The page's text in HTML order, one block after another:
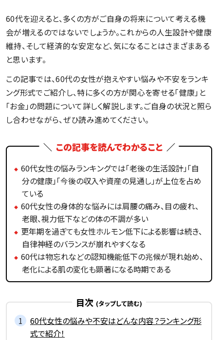
記事一覧を見る
60代を迎えると、多くの方がご自身の将来について考える機
会が増えるのではないでしょうか。これからの人生設計や健康
維持、そして経済的な安定など、気になることはさまざまある
と思います。
この記事では、60代の女性が抱えやすい悩みや不安をランキ
ング形式でご紹介し、特に多くの方が関心を寄せる「健康」と
「お金」の問題について詳しく解説します。ご自身の状況と照ら
し合わせながら、ぜひ読み進めてください。
この記事を読んでわかること
60代女性の悩みランキングでは「老後の生活設計」「自
分の健康」「今後の収入や資産の見通し」が上位を占め
ている
60代女性の身体的な悩みには肩腰の痛み、目の疲れ、
老眼、視力低下などの体の不調が多い
更年期を過ぎても女性ホルモン低下による影響は続き、
自律神経のバランスが崩れやすくなる
60代は物忘れなどの認知機能低下の兆候が現れ始め、
老化による肌の変化も顕著になる時期である
目次
60代女性の悩みや不安はどんな内容？ランキング形
式で紹介！